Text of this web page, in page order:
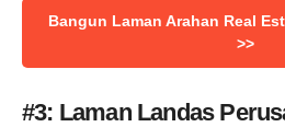
Bangun Laman Arahan Real
>>
#3: Laman Landas